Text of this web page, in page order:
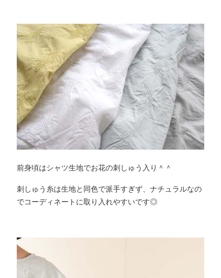
前身頃はシャツ生地でお花の刺しゅう入り＾＾
刺しゅう糸は生地と同色で派手すぎず、ナチュラルなの
でコーディネートに取り入れやすいです◎